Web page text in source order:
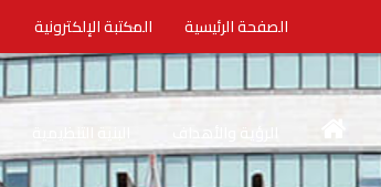
الصفحة الرئيسية المكتبة الإلكترونية